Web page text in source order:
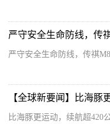
严守安全生命防线，传祺
比海豚更运动，续航超420